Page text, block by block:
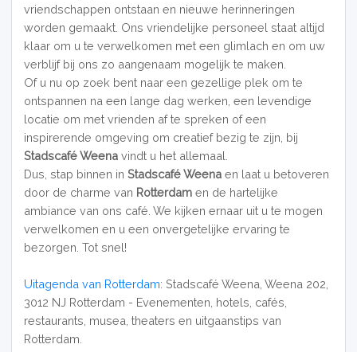
vriendschappen ontstaan en nieuwe herinneringen
worden gemaakt. Ons vriendelijke personeel staat altijd
klaar om u te verwelkomen met een glimlach en om uw
verblijf bij ons zo aangenaam mogelijk te maken.
Of u nu op zoek bent naar een gezellige plek om te
ontspannen na een lange dag werken, een levendige
locatie om met vrienden af te spreken of een
inspirerende omgeving om creatief bezig te zijn, bij
Stadscafé Weenavindt u het allemaal.
Dus, stap binnen in Stadscafé Weenaen laat u betoveren
door de charme van Rotterdamen de hartelijke
ambiance van ons café. We kijken ernaar uit u te mogen
verwelkomen en u een onvergetelijke ervaring te
bezorgen. Tot snel!
Uitagenda van Rotterdam: Stadscafé Weena, Weena 202,
3012 NJ Rotterdam - Evenementen, hotels, cafés,
restaurants, musea, theaters en uitgaanstips van
Rotterdam.